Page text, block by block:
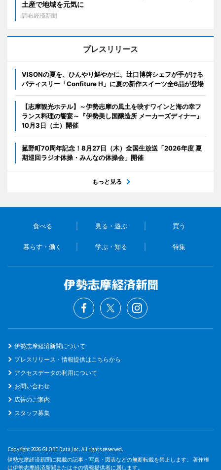
土産で地域を元気に
調布経済新聞
プレスリリース
VISONの夏を、ひんやり鮮やかに。辻口博啓シェフが手がける
パティスリー「Confiture H」に夏の新作スイーツ全6品が登場
【志摩観光ホテル】～伊勢志摩の風土を映すワインと海の幸フ
ランス料理の饗宴～『伊勢美し国醸造所 メーカーズディナー』
10月3日（土）開催
菰野町70周年記念！8月27日（木）全国生放送「2026年度 夏
期巡回ラジオ体操・みんなの体操会」開催
もっと見る
食べる 見る・遊ぶ 買う
暮らす・働く 学ぶ・知る 特集
伊勢志摩経済新聞について
プレスリリース・情報提供はこちらから
アクセスデータの利用について
お問い合わせ
広告のご案内
スタッフ募集
Copyright 2026 GLOBE Data,Inc. All rights reserved.
伊勢志摩経済新聞に掲載の記事・写真・図表などの無断転載を禁止します。 著作権
は伊勢志摩経済新聞またはその情報提供者に属します。